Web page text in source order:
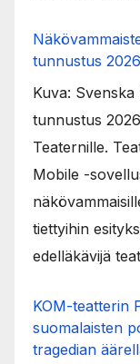
tunnustus
Kuva:
tunnustus
Teaternille.
Mobile -
tiettyihin
edelläkävijä
KOM-teatterin
suomalaisten
tragedian